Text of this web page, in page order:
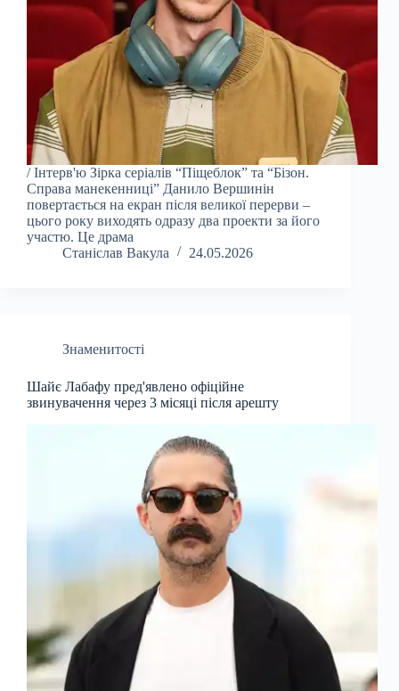
/ Інтерв'ю Зірка серіалів “Піщеблок” та “Бізон.
Справа манекенниці” Данило Вершинін
повертається на екран після великої перерви –
цього року виходять одразу два проекти за його
участю. Це драма
Станіслав Вакула
24.05.2026
Знаменитості
Шайє Лабафу пред'явлено офіційне
звинувачення через 3 місяці після арешту